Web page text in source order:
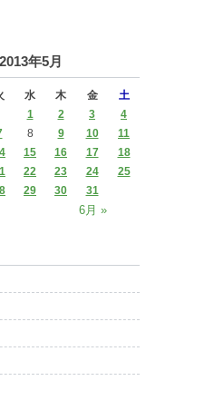
2013年5月
水 木 金 土
6月 »
1 2 3
4
8 9 10
11
15 16 17
18
22 23 24
25
29 30 31